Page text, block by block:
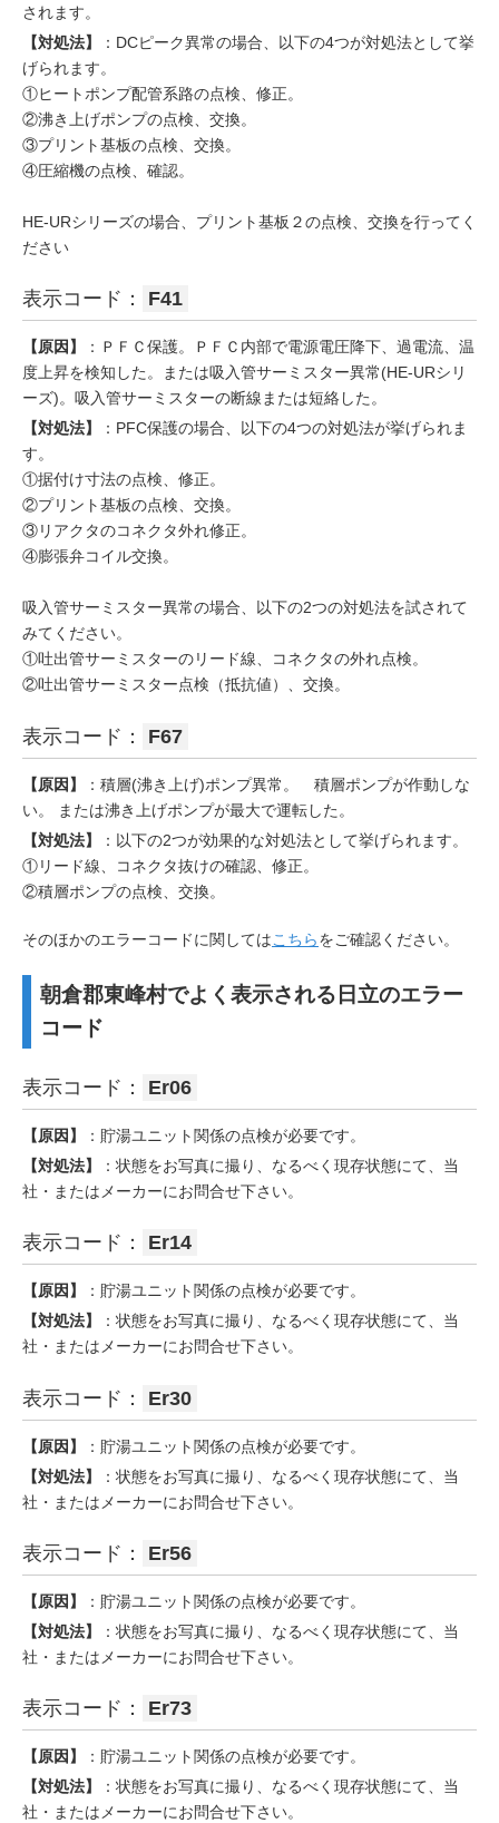
されます。
【対処法】
：DCピーク異常の場合、以下の4つが対処法として挙
げられます。
①ヒートポンプ配管系路の点検、修正。
②沸き上げポンプの点検、交換。
③プリント基板の点検、交換。
④圧縮機の点検、確認。
HE-URシリーズの場合、プリント基板２の点検、交換を行ってく
ださい
表示コード： F41
【原因】
：ＰＦＣ保護。ＰＦＣ内部で電源電圧降下、過電流、温
度上昇を検知した。または吸入管サーミスター異常(HE-URシリ
ーズ)。吸入管サーミスターの断線または短絡した。
【対処法】
：PFC保護の場合、以下の4つの対処法が挙げられま
す。
①据付け寸法の点検、修正。
②プリント基板の点検、交換。
③リアクタのコネクタ外れ修正。
④膨張弁コイル交換。
吸入管サーミスター異常の場合、以下の2つの対処法を試されて
みてください。
①吐出管サーミスターのリード線、コネクタの外れ点検。
②吐出管サーミスター点検（抵抗値）、交換。
表示コード： F67
【原因】
：積層(沸き上げ)ポンプ異常。 積層ポンプが作動しな
い。 または沸き上げポンプが最大で運転した。
【対処法】
：以下の2つが効果的な対処法として挙げられます。
①リード線、コネクタ抜けの確認、修正。
②積層ポンプの点検、交換。
そのほかのエラーコードに関してはこちらをご確認ください。
朝倉郡東峰村でよく表示される日立のエラー
コード
表示コード： Er06
【原因】
：貯湯ユニット関係の点検が必要です。
【対処法】
：状態をお写真に撮り、なるべく現存状態にて、当
社・またはメーカーにお問合せ下さい。
表示コード： Er14
【原因】
：貯湯ユニット関係の点検が必要です。
【対処法】
：状態をお写真に撮り、なるべく現存状態にて、当
社・またはメーカーにお問合せ下さい。
表示コード： Er30
【原因】
：貯湯ユニット関係の点検が必要です。
【対処法】
：状態をお写真に撮り、なるべく現存状態にて、当
社・またはメーカーにお問合せ下さい。
表示コード： Er56
【原因】
：貯湯ユニット関係の点検が必要です。
【対処法】
：状態をお写真に撮り、なるべく現存状態にて、当
社・またはメーカーにお問合せ下さい。
表示コード： Er73
【原因】
：貯湯ユニット関係の点検が必要です。
【対処法】
：状態をお写真に撮り、なるべく現存状態にて、当
社・またはメーカーにお問合せ下さい。